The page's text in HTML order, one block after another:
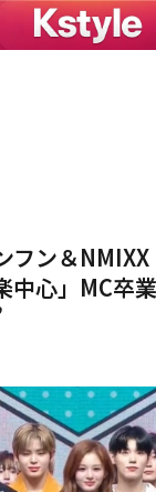
フン＆NMIXX
中心」MC卒